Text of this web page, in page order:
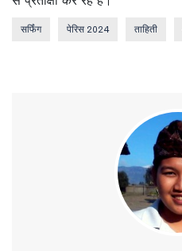
सर्फिंग पेरिस 2024 ताहिती